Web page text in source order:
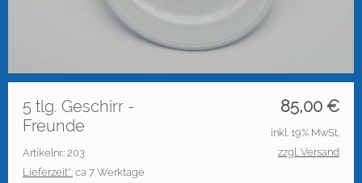
85,00 €
5 tlg. Geschirr -
Freunde
Artikelnr.: 203
Lieferzeit*: ca 7 Werktage
inkl. 19% MwSt.
zzgl. Versand